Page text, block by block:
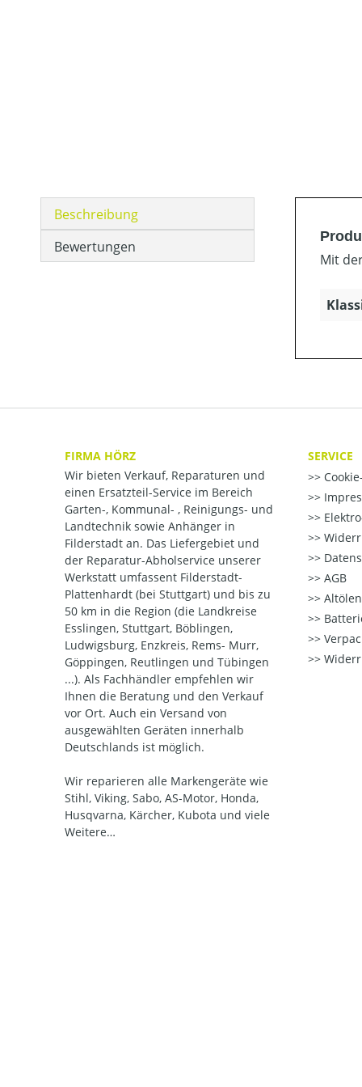
Beschreibung
Bewertungen
Mit
FIRMA HÖRZ
Wir bieten Verkauf, Reparaturen und
einen Ersatzteil-Service im Bereich
Garten-, Kommunal- , Reinigungs- und
Landtechnik sowie Anhänger in
Filderstadt an. Das Liefergebiet und
der Reparatur-Abholservice unserer
Werkstatt umfassent Filderstadt-
Plattenhardt (bei Stuttgart) und bis zu
50 km in die Region (die Landkreise
Esslingen, Stuttgart, Böblingen,
Ludwigsburg, Enzkreis, Rems- Murr,
Göppingen, Reutlingen und Tübingen
...). Als Fachhändler empfehlen wir
Ihnen die Beratung und den Verkauf
vor Ort. Auch ein Versand von
ausgewählten Geräten innerhalb
Deutschlands ist möglich.
Wir reparieren alle Markengeräte wie
Stihl, Viking, Sabo, AS-Motor, Honda,
Husqvarna, Kärcher, Kubota und viele
Weitere…
SERVICE
AGB